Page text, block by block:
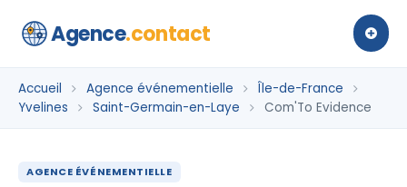
Agence.contact
Accueil Agence événementielle
Île-de-France
Yvelines
Saint-Germain-en-Laye Com'To Evidence
AGENCE ÉVÉNEMENTIELLE